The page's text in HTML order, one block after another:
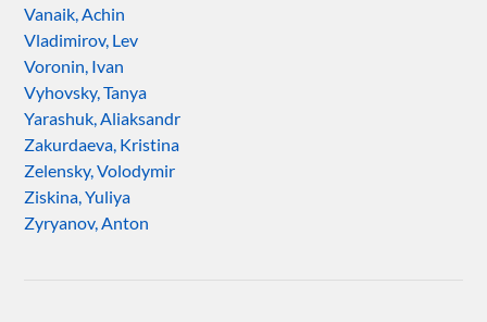
Vanaik, Achin
Vladimirov, Lev
Voronin, Ivan
Vyhovsky, Tanya
Yarashuk, Aliaksandr
Zakurdaeva, Kristina
Zelensky, Volodymir
Ziskina, Yuliya
Zyryanov, Anton